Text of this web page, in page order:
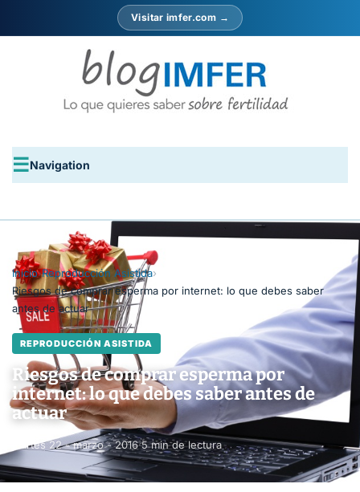
Visitar imfer.com →
Navigation
Inicio›Reproducción Asistida›
Riesgos de comprar esperma por internet: lo que debes saber
antes de actuar
REPRODUCCIÓN ASISTIDA
Riesgos de comprar esperma por
internet: lo que debes saber antes de
actuar
martes 22 - marzo - 2016·5 min de lectura